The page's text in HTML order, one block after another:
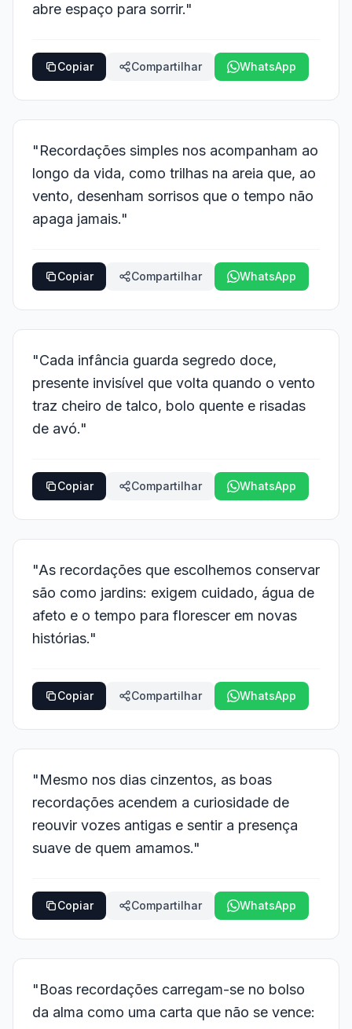
abre espaço para sorrir."
Copiar Compartilhar WhatsApp
"Recordações simples nos acompanham ao
longo da vida, como trilhas na areia que, ao
vento, desenham sorrisos que o tempo não
apaga jamais."
Copiar Compartilhar WhatsApp
"Cada infância guarda segredo doce,
presente invisível que volta quando o vento
traz cheiro de talco, bolo quente e risadas
de avó."
Copiar Compartilhar WhatsApp
"As recordações que escolhemos conservar
são como jardins: exigem cuidado, água de
afeto e o tempo para florescer em novas
histórias."
Copiar Compartilhar WhatsApp
"Mesmo nos dias cinzentos, as boas
recordações acendem a curiosidade de
reouvir vozes antigas e sentir a presença
suave de quem amamos."
Copiar Compartilhar WhatsApp
"Boas recordações carregam-se no bolso
da alma como uma carta que não se vence: